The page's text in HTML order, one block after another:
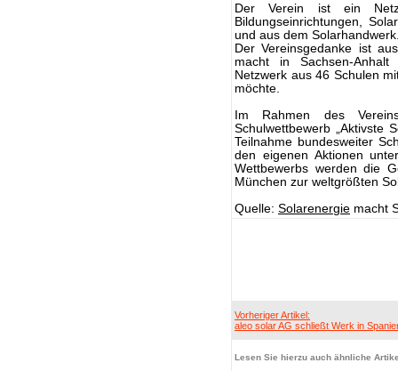
Der Verein ist ein
Bildungseinrichtungen,
und aus dem
Der Vereinsgedanke ist
macht in Sachsen-
Netzwerk aus 46 Schulen
möchte.
Im Rahmen des
Schulwettbewerb „Aktivste
Teilnahme bundesweiter
den eigenen Aktionen
Wettbewerbs werden die
München zur weltgrößten
Quelle: Solarenergie macht
Vorheriger Artikel:
aleo solar AG schließt Werk in
Lesen Sie hierzu auch ähnliche